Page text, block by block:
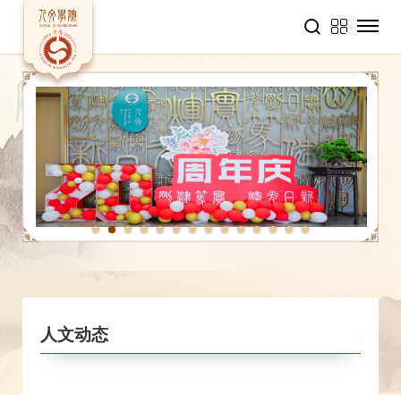
4 5 6 7 8 9 10 11 12 13 14
人文动态